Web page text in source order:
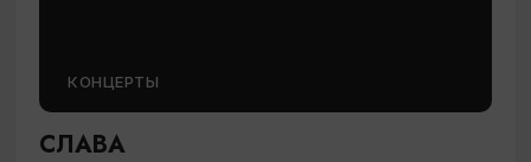
КОНЦЕРТЫ
СЛАВА